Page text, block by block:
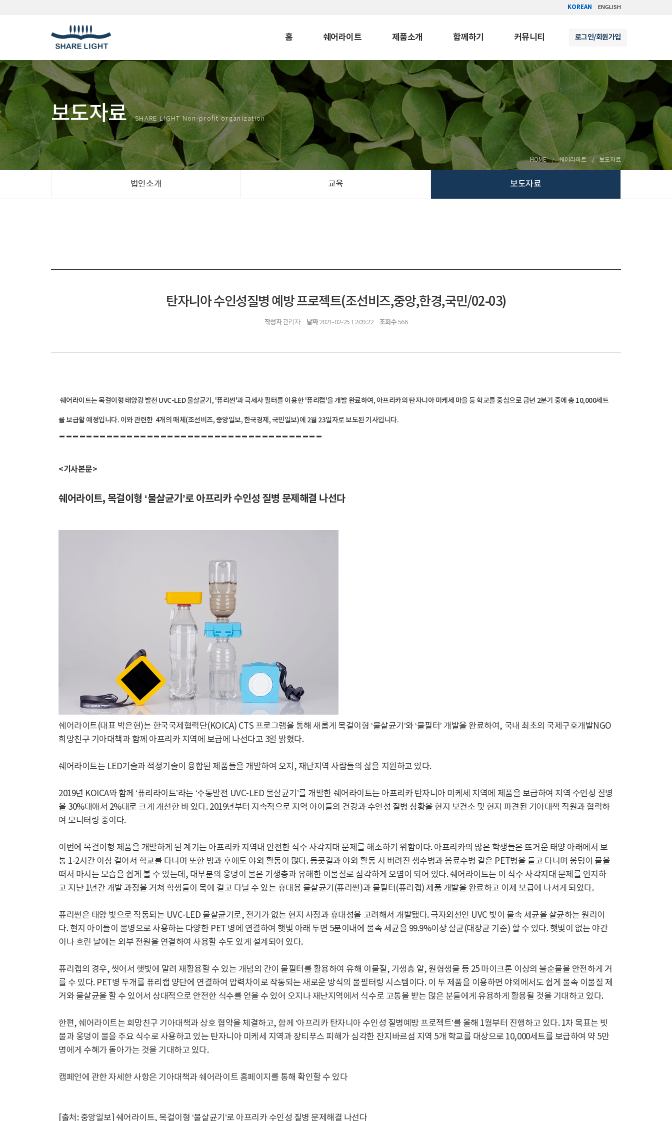
KOREAN ENGLISH
홈 쉐어라이트 제품소개 함께하기 커뮤니티 로그인/회원가입
보도자료 SHARE LIGHT Non-profit organization
HOME 쉐어라이트 보도자료
법인소개 교육 보도자료
탄자니아 수인성질병 예방 프로젝트(조선비즈,중앙,한경,국민/02-03)
작성자관리자 날짜2021-02-25 12:09:22 조회수 566
쉐어라이트는 목걸이형 태양광 발전 UVC-LED 물살균기, '퓨리썬'과 극세사 필터를 이용한'퓨리캡'을 개발 완료하여, 아프리카의 탄자니아 미케세 마을 등 학교를 중심으로 금년 2분기 중에 총 10,000세트
를 보급할 예정입니다. 이와 관련한 4개의 매체(조선비즈, 중앙일보, 한국경제, 국민일보)에 2월 23일자로 보도된 기사입니다.
---------------------------------------
<기사본문>
쉐어라이트, 목걸이형 ‘물살균기’로 아프리카 수인성 질병 문제해결 나선다
쉐어라이트(대표 박은현)는 한국국제협력단(KOICA) CTS 프로그램을 통해 새롭게 목걸이형 ‘물살균기’와 ‘물필터’ 개발을 완료하여, 국내 최초의 국제구호개발NGO
희망친구 기아대책과 함께 아프리카 지역에 보급에 나선다고 3일 밝혔다.
쉐어라이트는 LED기술과 적정기술이 융합된 제품들을 개발하여 오지, 재난지역 사람들의 삶을 지원하고 있다.
2019년 KOICA와 함께 ‘퓨리라이트’라는 ‘수동발전 UVC-LED 물살균기’를 개발한 쉐어라이트는 아프리카 탄자니아 미케세 지역에 제품을 보급하여 지역 수인성 질병
을 30%대애서 2%대로 크게 개선한 바 있다. 2019년부터 지속적으로 지역 아이들의 건강과 수인성 질병 상황을 현지 보건소 및 현지 파견된 기아대책 직원과 협력하
여 모니터링 중이다.
이번에 목걸이형 제품을 개발하게 된 계기는 아프리카 지역내 안전한 식수 사각지대 문제를 해소하기 위함이다. 아프리카의 많은 학생들은 뜨거운 태양 아래에서 보
통 1-2시간 이상 걸어서 학교를 다니며 또한 방과 후에도 야외 활동이 많다. 등굣길과 야외 활동 시 버려진 생수병과 음료수병 같은 PET병을 들고 다니며 웅덩이 물을
떠서 마시는 모습을 쉽게 볼 수 있는데, 대부분의 웅덩이 물은 기생충과 유해한 이물질로 심각하게 오염이 되어 있다. 쉐어라이트는 이 식수 사각지대 문제를 인지하
고 지난 1년간 개발 과정을 거쳐 학생들이 목에 걸고 다닐 수 있는 휴대용 물살균기(퓨리썬)과 물필터(퓨리캡) 제품 개발을 완료하고 이제 보급에 나서게 되었다.
퓨리썬은 태양 빛으로 작동되는 UVC-LED 물살균기로, 전기가 없는 현지 사정과 휴대성을 고려해서 개발됐다. 극자외선인 UVC 빛이 물속 세균을 살균하는 원리이
다. 현지 아이들이 물병으로 사용하는 다양한 PET 병에 연결하여 햇빛 아래 두면 5분이내에 물속 세균을 99.9%이상 살균(대장균 기준) 할 수 있다. 햇빛이 없는 야간
이나 흐린 날에는 외부 전원을 연결하여 사용할 수도 있게 설계되어 있다.
퓨리캡의 경우, 씻어서 햇빛에 말려 재활용할 수 있는 개념의 간이 물필터를 활용하여 유해 이물질, 기생충 알, 원형생물 등 25 마이크론 이상의 불순물을 안전하게 거
를 수 있다. PET병 두개를 퓨리캡 양단에 연결하여 압력차이로 작동되는 새로운 방식의 물필터링 시스템이다. 이 두 제품을 이용하면 야외에서도 쉽게 물속 이물질 제
거와 물살균을 할 수 있어서 상대적으로 안전한 식수를 얻을 수 있어 오지나 재난지역에서 식수로 고통을 받는 많은 분들에게 유용하게 활용될 것을 기대하고 있다.
한편, 쉐어라이트는 희망친구 기아대책과 상호 협약을 체결하고, 함께 ‘아프리카 탄자니아 수인성 질병예방 프로젝트’를 올해 1월부터 진행하고 있다. 1차 목표는 빗
물과 웅덩이 물을 주요 식수로 사용하고 있는 탄자니아 미케세 지역과 장티푸스 피해가 심각한 잔지바르섬 지역 5개 학교를 대상으로 10,000세트를 보급하여 약 5만
명에게 수혜가 돌아가는 것을 기대하고 있다.
캠페인에 관한 자세한 사항은 기아대책과 쉐어라이트 홈페이지를 통해 확인할 수 있다
[출처: 중앙일보] 쉐어라이트, 목걸이형 ‘물살균기’로 아프리카 수인성 질병 문제해결 나선다